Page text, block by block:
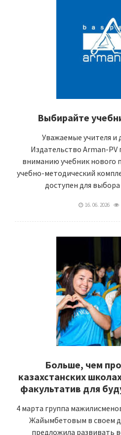
Выбирайте
Уважаемые учителя и
⠀Издательство Arman-
вниманию учебник нового
учебно-методический
доступен для
16. 06. 2026
Больше, чем
казахстанских
факультатив для
4 марта группа
Жайымбетовым в своем
предложила развивать